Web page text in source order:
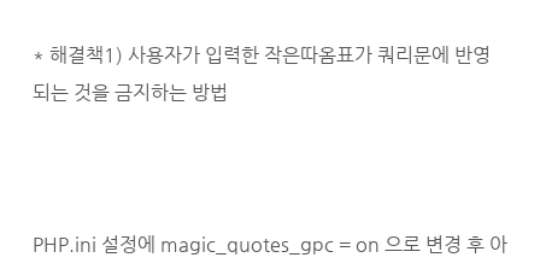
* 해결책1) 사용자가 입력한 작은따옴표가 쿼리문에 반영
되는 것을 금지하는 방법
PHP.ini 설정에 magic_quotes_gpc = on 으로 변경 후 아